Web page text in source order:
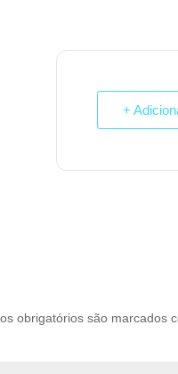
+
obrigatórios são marcados